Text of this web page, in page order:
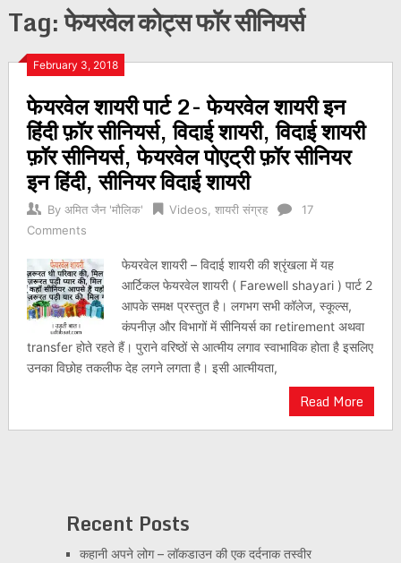
Tag:फेयरवेल कोट्स फॉर सीनियर्स
February 3, 2018
फेयरवेल शायरी पार्ट 2- फेयरवेल शायरी इन
हिंदी फ़ॉर सीनियर्स, विदाई शायरी, विदाई शायरी
फ़ॉर सीनियर्स, फेयरवेल पोएट्री फ़ॉर सीनियर
इन हिंदी, सीनियर विदाई शायरी
By अमित जैन 'मौलिक' Videos शायरी संग्रह
17
Comments
फेयरवेल शायरी – विदाई शायरी की श्रृंखला में यह
आर्टिकल फेयरवेल शायरी ( Farewell shayari ) पार्ट 2
आपके समक्ष प्रस्तुत है। लगभग सभी कॉलेज, स्कूल्स,
कंपनीज़ और विभागों में सीनियर्स का retirement अथवा
transfer होते रहते हैं। पुराने वरिष्ठों से आत्मीय लगाव स्वाभाविक होता है इसलिए
उनका विछोह तकलीफ देह लगने लगता है। इसी आत्मीयता,
Read More
Posts
navigation
Recent Posts
कहानी अपने लोग – लॉकडाउन की एक दर्दनाक तस्वीर